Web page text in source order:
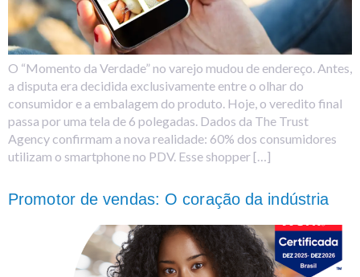
O “Momento da Verdade” no varejo mudou de endereço. Antes,
a disputa era decidida exclusivamente entre o olhar do
consumidor e a embalagem do produto. Hoje, o veredito final
passa por uma tela de 6 polegadas. Dados da The Trust
Agency confirmam a nova realidade: 60% dos consumidores
utilizam o smartphone no PDV. Esse shopper […]
Promotor de vendas: O coração da indústria